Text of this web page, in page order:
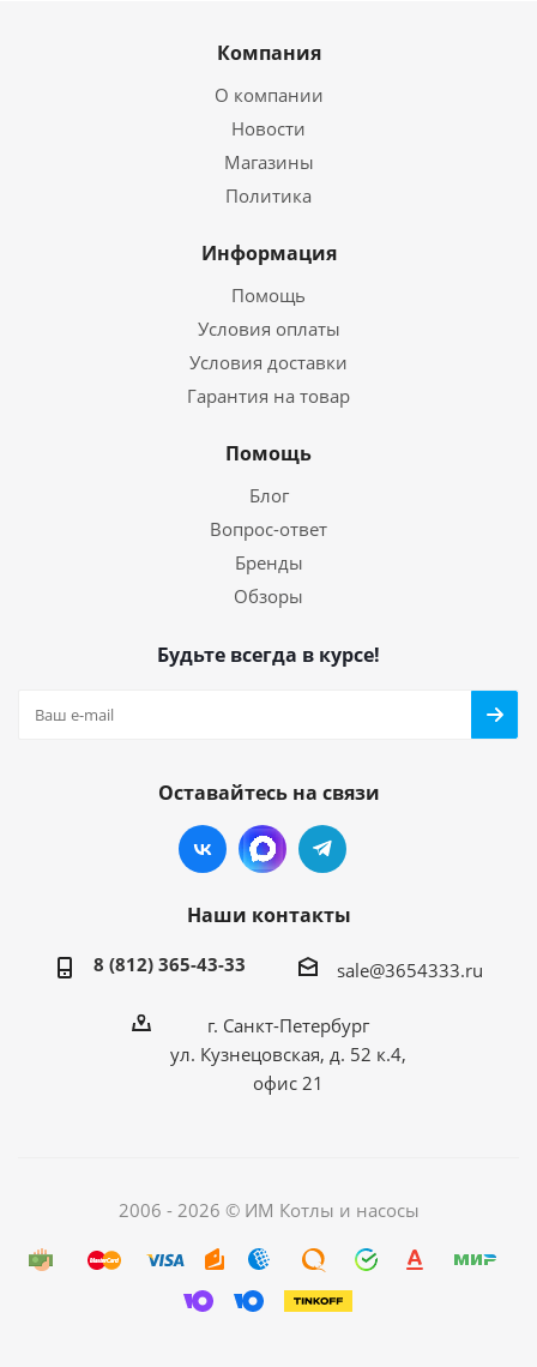
Компания
О компании
Новости
Магазины
Политика
Информация
Помощь
Условия оплаты
Условия доставки
Гарантия на товар
Помощь
Блог
Вопрос-ответ
Бренды
Обзоры
Будьте всегда в курсе!
Оставайтесь на связи
Наши контакты
8 (812) 365-43-33 sale@3654333.ru
г. Санкт-Петербург
ул. Кузнецовская, д. 52 к.4,
офис 21
2006 - 2026 © ИМ Котлы и насосы